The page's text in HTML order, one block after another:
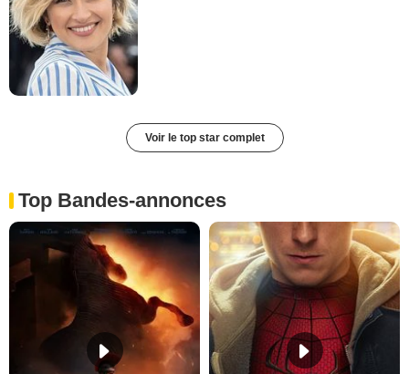
Voir le top star complet
Top Bandes-annonces